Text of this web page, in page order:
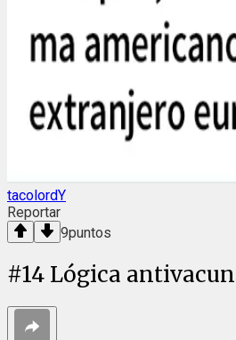
tacolordY
Reportar
9puntos
#14 Lógica